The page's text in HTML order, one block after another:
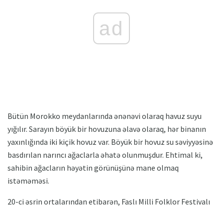
ad
Bütün Morokko meydanlarında ənənəvi olaraq havuz suyu
yığılır. Sarayın böyük bir hovuzuna əlavə olaraq, hər binanın
yaxınlığında iki kiçik hovuz var. Böyük bir hovuz su səviyyəsinə
basdırılan narıncı ağaclarla əhatə olunmuşdur. Ehtimal ki,
sahibin ağacların həyətin görünüşünə mane olmaq
istəməməsi.
20-ci əsrin ortalarından etibarən, Faslı Milli Folklor Festivalı